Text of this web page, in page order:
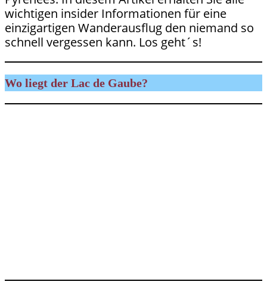
wichtigen insider Informationen für eine
einzigartigen Wanderausflug den niemand so
schnell vergessen kann. Los geht´s!
Wo liegt der Lac de Gaube?